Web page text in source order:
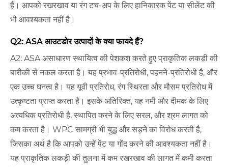
हैं। आपको रखरखाव या रंग टच-अप के लिए हानिकारक पेंट या सीलेंट की
भी आवश्यकता नहीं है।
Q2: ASA आउटडोर उत्पादों के क्या फायदे हैं?
A2: ASA असाधारण स्थायित्व की पेशकश करते हुए प्राकृतिक लकड़ी की
बारीकी से नकल करता है। यह प्रभाव-प्रतिरोधी, पहनने-प्रतिरोधी है, और
एक उच्च घनत्व है। यह यूवी प्रतिरोध, रंग स्थिरता और मौसम प्रतिरोध में
उत्कृष्टता प्राप्त करता है। इसके अतिरिक्त, यह नमी और दीमक के लिए
अत्यधिक प्रतिरोधी है, स्थापित करने के लिए सरल, और श्रम लागत को
कम करता है। WPC सामग्री भी युद्ध और सड़ने का विरोध करती है,
जिसका अर्थ है कि आपको उन्हें पेंट या गोंद करने की आवश्यकता नहीं है।
यह प्राकृतिक लकड़ी की तुलना में कम रखरखाव की लागत में कमी करता